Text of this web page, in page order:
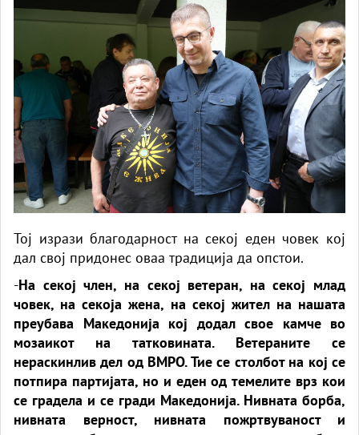
Тој изрази благодарност на секој еден човек кој
дал свој придонес оваа традиција да опстои.
-На секој член, на секој ветеран, на секој млад
човек, на секоја жена, на секој жител на нашата
преубава Македонија кој додал свое камче во
мозаикот на татковината. Ветераните се
нераскинлив дел од ВМРО. Тие се столбот на кој се
потпира партијата, но и еден од темелите врз кои
се градела и се гради Македонија. Нивната борба,
нивната верност, нивната пожртвуваност и